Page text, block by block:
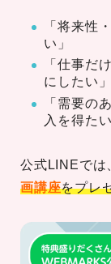
「将来性
い」
「仕事だ
にしたい」
「需要の
入を得たい
公式LINEでは
画講座をプレ